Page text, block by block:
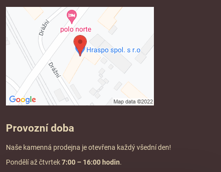
Provozní doba
Naše kamenná prodejna je otevřena každý všední den!
Pondělí až čtvrtek7:00 – 16:00 hodin.